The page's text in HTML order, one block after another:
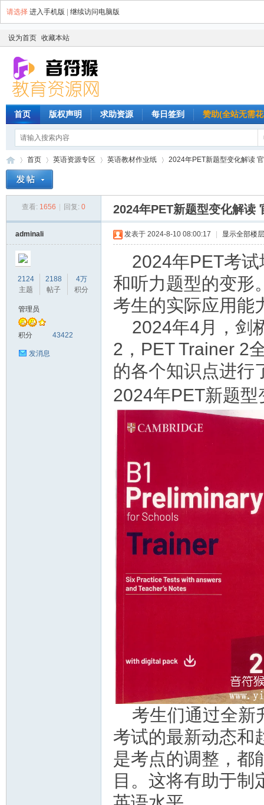
请选择 进入手机版 继续访问电脑版
设为首页 收藏本站
首页 版权声明 求助资源 每日签到 赞助(全站无需
首页
›
英语资源专区 英语教材作业纸
›
2024年PET新题型变化解读
查看: 1656 回复: 0 2024年PET新题型变化解读
adminali
2124
主题
2188
帖子
4万
积分
管理员
积分 43422
发消息
发表于 2024-8-10 08:00:17 显示全部楼层
2024年PET考
和听力题型的变形
考生的实际应用能
2024年4月，剑
2，PET Trainer 2
的各个知识点进行
2024年PET新题
考生们通过全新
考试的最新动态和
是考点的调整，都
目。这将有助于制